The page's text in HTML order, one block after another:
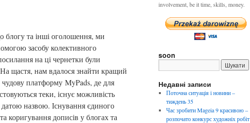
та інші оголошення, ми
засобу колективного
на ці чернетки були
На щастя, нам вдалося знайти кращий
чудову платформу MyPads, де для
теки, існує можливість
датою назвою. Існування єдиного
коригування дописів у блогах та
involvement, be it time, skills, money.
soon
Недавні записи
Поточна ситуація і новини –
тиждень 35
Час зробити Mageia 9 красивою –
розпочато конкурс художніх робіт